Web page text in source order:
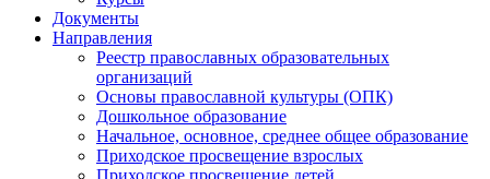
Документы
Направления
Реестр православных образовательных
организаций
Основы православной культуры (ОПК)
Дошкольное образование
Начальное, основное, среднее общее образование
Приходское просвещение взрослых
Приходское просвещение детей